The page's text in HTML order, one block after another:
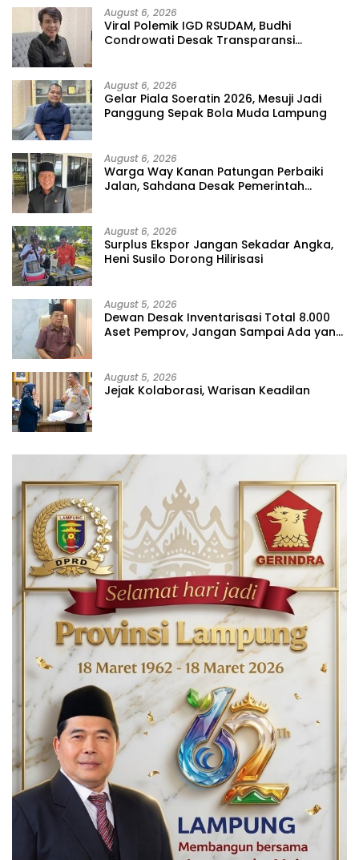
August 6, 2026
Viral Polemik IGD RSUDAM, Budhi
Condrowati Desak Transparansi
August 6, 2026
Gelar Piala Soeratin 2026, Mesuji Jadi
Panggung Sepak Bola Muda Lampung
August 6, 2026
Warga Way Kanan Patungan Perbaiki
Jalan, Sahdana Desak Pemerintah
August 6, 2026
Surplus Ekspor Jangan Sekadar Angka,
Heni Susilo Dorong Hilirisasi
August 5, 2026
Dewan Desak Inventarisasi Total 8.000
Aset Pemprov, Jangan Sampai Ada yang
August 5, 2026
Jejak Kolaborasi, Warisan Keadilan